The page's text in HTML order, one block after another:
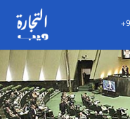
المصرفية مع العراق